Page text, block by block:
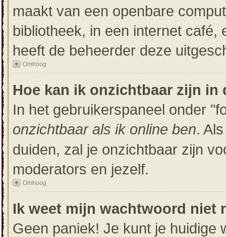
maakt van een openbare
bibliotheek, in een internet
heeft de beheerder deze
Omhoog
Hoe kan ik onzichtbaar zijn
In het gebruikerspaneel onder
onzichtbaar als ik online ben.
duiden, zal je onzichtbaar zijn
moderators en jezelf.
Omhoog
Ik weet mijn wachtwoord niet
Geen paniek! Je kunt je huidige